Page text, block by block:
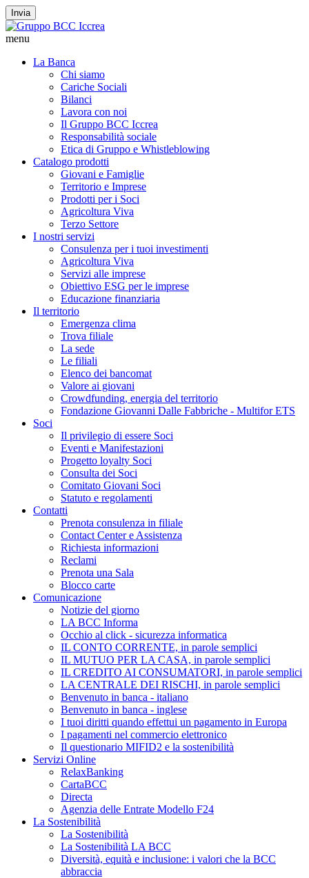
Invia
menu
La Banca
Chi siamo
Cariche Sociali
Bilanci
Lavora con noi
Il Gruppo BCC Iccrea
Responsabilità sociale
Etica di Gruppo e Whistleblowing
Catalogo prodotti
Giovani e Famiglie
Territorio e Imprese
Prodotti per i Soci
Agricoltura Viva
Terzo Settore
I nostri servizi
Consulenza per i tuoi investimenti
Agricoltura Viva
Servizi alle imprese
Obiettivo ESG per le imprese
Educazione finanziaria
Il territorio
Emergenza clima
Trova filiale
La sede
Le filiali
Elenco dei bancomat
Valore ai giovani
Crowdfunding, energia del territorio
Fondazione Giovanni Dalle Fabbriche - Multifor ETS
Soci
Il privilegio di essere Soci
Eventi e Manifestazioni
Progetto loyalty Soci
Consulta dei Soci
Comitato Giovani Soci
Statuto e regolamenti
Contatti
Prenota consulenza in filiale
Contact Center e Assistenza
Richiesta informazioni
Reclami
Prenota una Sala
Blocco carte
Comunicazione
Notizie del giorno
LA BCC Informa
Occhio al click - sicurezza informatica
IL CONTO CORRENTE, in parole semplici
IL MUTUO PER LA CASA, in parole semplici
IL CREDITO AI CONSUMATORI, in parole semplici
LA CENTRALE DEI RISCHI, in parole semplici
Benvenuto in banca - italiano
Benvenuto in banca - inglese
I tuoi diritti quando effettui un pagamento in Europa
I pagamenti nel commercio elettronico
Il questionario MIFID2 e la sostenibilità
Servizi Online
RelaxBanking
CartaBCC
Directa
Agenzia delle Entrate Modello F24
La Sostenibilità
La Sostenibilità
La Sostenibilità LA BCC
Diversità, equità e inclusione: i valori che la BCC
abbraccia